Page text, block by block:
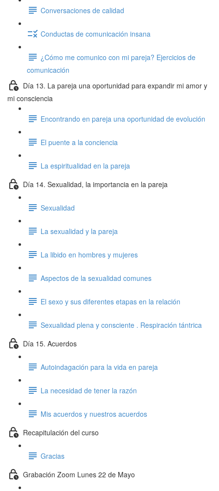
Conversaciones de calidad
Conductas de comunicación insana
¿Cómo me comunico con mi pareja? Ejercicios de
comunicación
Día 13. La pareja una oportunidad para expandir mi amor y
mi consciencia
Encontrando en pareja una oportunidad de evolución
El puente a la conciencia
La espiritualidad en la pareja
Día 14. Sexualidad, la importancia en la pareja
Sexualidad
La sexualidad y la pareja
La libido en hombres y mujeres
Aspectos de la sexualidad comunes
El sexo y sus diferentes etapas en la relación
Sexualidad plena y consciente . Respiración tántrica
Día 15. Acuerdos
Autoindagación para la vida en pareja
La necesidad de tener la razón
Mis acuerdos y nuestros acuerdos
Recapitulación del curso
Gracias
Grabación Zoom Lunes 22 de Mayo